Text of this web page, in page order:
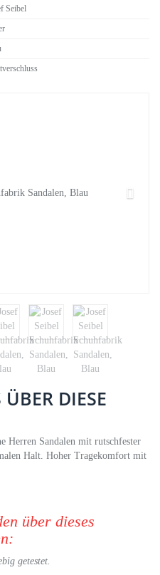
Seibel
DIESE
Herren Sandalen mit rutschfester
Halt. Hoher Tragekomfort mit
über dieses
getestet.